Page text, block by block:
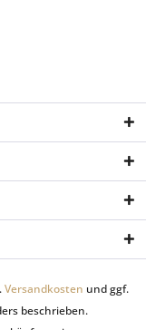
Versandkosten und ggf.
beschrieben.